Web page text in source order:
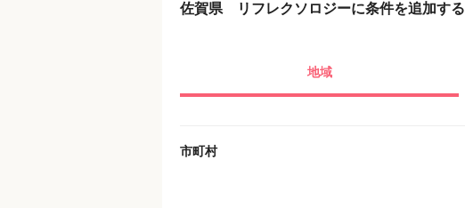
佐賀県 リフレクソロジーに条件を追加する
地域
市町村